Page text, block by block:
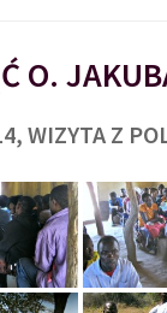
O.
WIZYTA Z